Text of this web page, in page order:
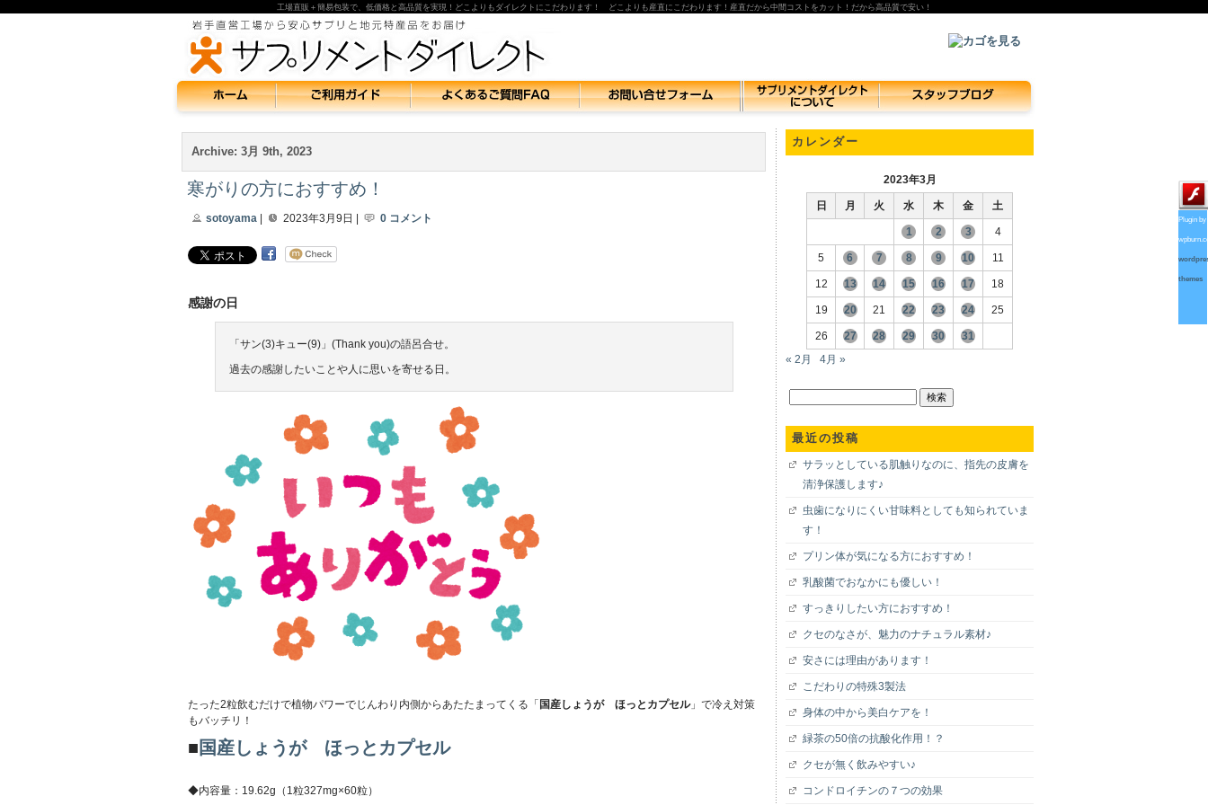
工場直販＋簡易包装で、低価格と高品質を実現！どこよりもダイレクトにこだわります！ どこよりも産直にこだわります！産直だから中間コストをカット！だから高品質で安い！
Archive: 3月 9th, 2023
寒がりの方におすすめ！
sotoyama 2023年3月9日 | 0 コメント
感謝の日
「サン(3)キュー(9)」(Thank you)の語呂合せ。
過去の感謝したいことや人に思いを寄せる日。
たった2粒飲むだけで植物パワーでじんわり内側からあたたまってくる「国産しょうが ほっとカプセル」で冷え対策
もバッチリ！
■国産しょうが ほっとカプセル
◆内容量：19.62g（1粒327mg×60粒）
カレンダー
2023年3月
日 月 火 水 木 金 土
1 2 3 4
5 6 7 8 9 10 11
12 13 14 15 16 17 18
19 20 21 22 23 24 25
26 27 28 29 30
31
« 2月
4月 »
最近の投稿
サラッとしている肌触りなのに、指先の皮膚を
清浄保護します♪
虫歯になりにくい甘味料としても知られていま
す！
プリン体が気になる方におすすめ！
乳酸菌でおなかにも優しい！
すっきりしたい方におすすめ！
クセのなさが、魅力のナチュラル素材♪
安さには理由があります！
こだわりの特殊3製法
身体の中から美白ケアを！
緑茶の50倍の抗酸化作用！？
クセが無く飲みやすい♪
コンドロイチンの７つの効果
Plugin by
themes